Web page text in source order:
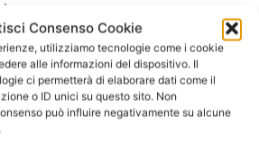
Consenso Cookie
utilizziamo tecnologie come i cookie
alle informazioni del dispositivo. Il
ci permetterà di elaborare dati come il
o ID unici su questo sito. Non
può influire negativamente su alcune
Centri Commerciali
Cliniche PrivateMetro
come avvieneMetro